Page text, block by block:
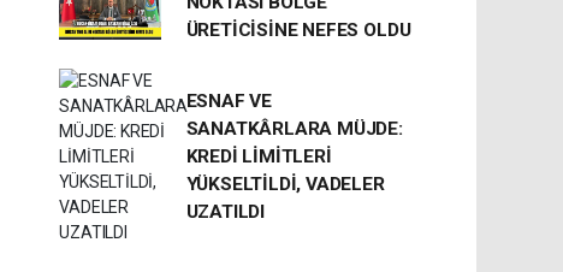
ÜRETİCİSİNE NEFES OLDU
ESNAF VE
SANATKÂRLARA MÜJDE:
KREDİ LİMİTLERİ
YÜKSELTİLDİ, VADELER
UZATILDI